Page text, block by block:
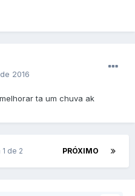
2016
ta um chuva ak
PRÓXIMO
1 de 2